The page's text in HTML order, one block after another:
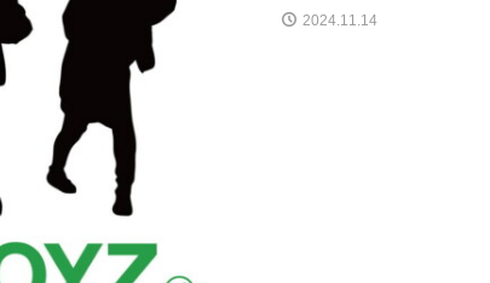
2024.11.14